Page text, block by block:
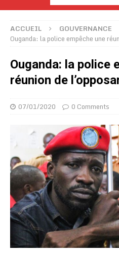
ACCUEIL GOUVERNANCE
Ouganda: la police empêche une
Ouganda: la police
réunion de
07/01/2020 0 Comments